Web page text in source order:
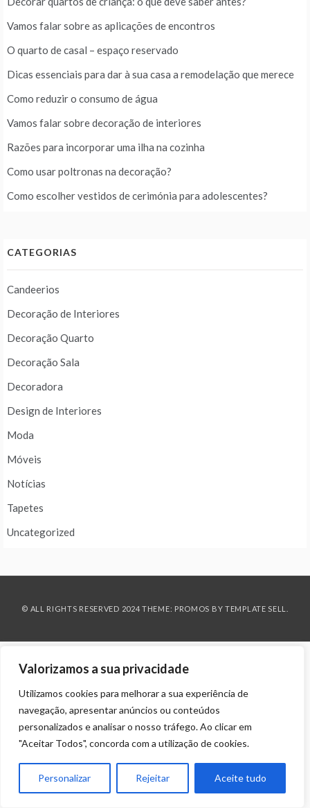
Valorizamos a sua privacidade
Utilizamos cookies para melhorar a sua experiência de
navegação, apresentar anúncios ou conteúdos
personalizados e analisar o nosso tráfego. Ao clicar em
"Aceitar Todos", concorda com a utilização de cookies.
Personalizar Rejeitar Aceite tudo
Vamos falar sobre as aplicações de encontros
O quarto de casal – espaço reservado
Dicas essenciais para dar à sua casa a remodelação que merece
Como reduzir o consumo de água
Vamos falar sobre decoração de interiores
Razões para incorporar uma ilha na cozinha
Como usar poltronas na decoração?
Como escolher vestidos de cerimónia para adolescentes?
CATEGORIAS
Candeerios
Decoração de Interiores
Decoração Quarto
Decoração Sala
Decoradora
Design de Interiores
Moda
Móveis
Notícias
Tapetes
Uncategorized
© ALL RIGHTS RESERVED 2024 THEME: PROMOS BY TEMPLATE SELL